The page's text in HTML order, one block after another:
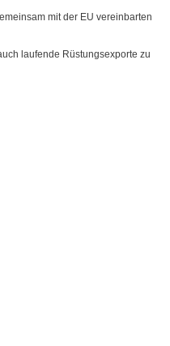
mit der EU vereinbarten
laufende Rüstungsexporte zu